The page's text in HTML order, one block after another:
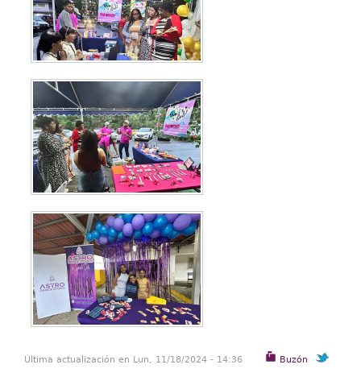
Buzón
Última actualización en Lun, 11/18/2024 - 14:36